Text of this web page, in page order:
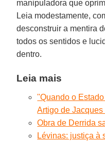
manipuladora que
Leia modestamente,
desconstruir a mentira
todos os sentidos e
dentro.
Leia mais
''Quando o
Artigo de Jacques
Obra de Derrida
Lévinas: justiça à